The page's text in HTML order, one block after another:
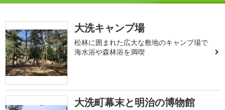
大洗キャンプ場
松林に囲まれた広大な敷地のキャンプ場で
海水浴や森林浴を満喫
大洗町幕末と明治の博物館